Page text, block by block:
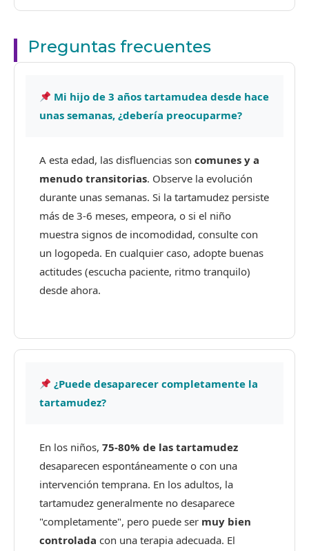
Preguntas frecuentes
Mi hijo de 3 años tartamudea desde hace
unas semanas, ¿debería preocuparme?
A esta edad, las disfluencias son comunes y a
menudo transitorias. Observe la evolución
durante unas semanas. Si la tartamudez persiste
más de 3-6 meses, empeora, o si el niño
muestra signos de incomodidad, consulte con
un logopeda. En cualquier caso, adopte buenas
actitudes (escucha paciente, ritmo tranquilo)
desde ahora.
¿Puede desaparecer completamente la
tartamudez?
En los niños, 75-80% de las tartamudez
desaparecen espontáneamente o con una
intervención temprana. En los adultos, la
tartamudez generalmente no desaparece
"completamente", pero puede ser muy bien
controlada con una terapia adecuada. El